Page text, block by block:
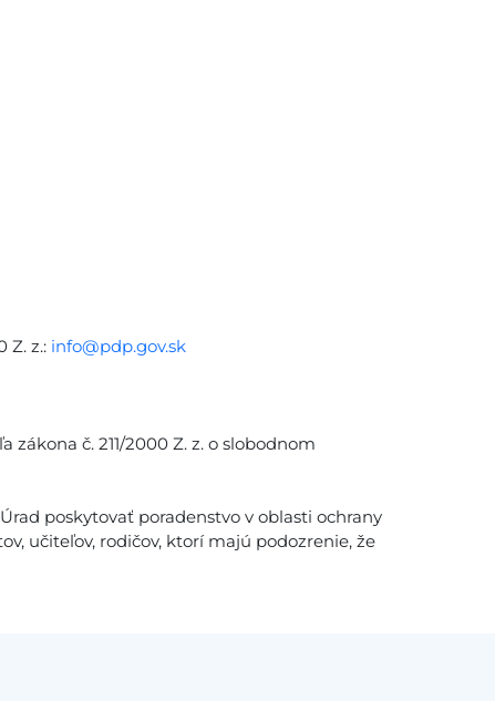
Z. z.: info@pdp.gov.sk
č. 211/2000 Z. z. o slobodnom
poskytovať poradenstvo v oblasti ochrany
učiteľov, rodičov, ktorí majú podozrenie, že